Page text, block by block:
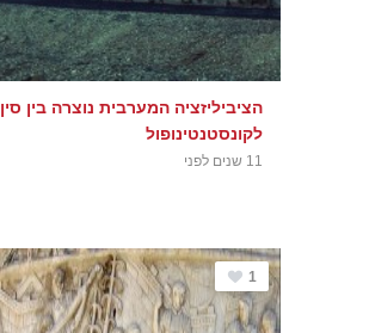
הציביליזציה המערבית נוצרה בין סין
לקונסטנטינופול
11 שנים לפני
1